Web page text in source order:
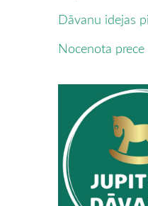
Dāvanu idejas
Nocenota prece